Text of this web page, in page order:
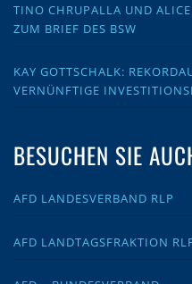
TINO CHRUPALLA UND
ZUM BRIEF DES BSW
KAY GOTTSCHALK:
VERNÜNFTIGE
BESUCHEN SIE
AFD LANDESVERBAND RLP
AFD LANDTAGSFRAKTION